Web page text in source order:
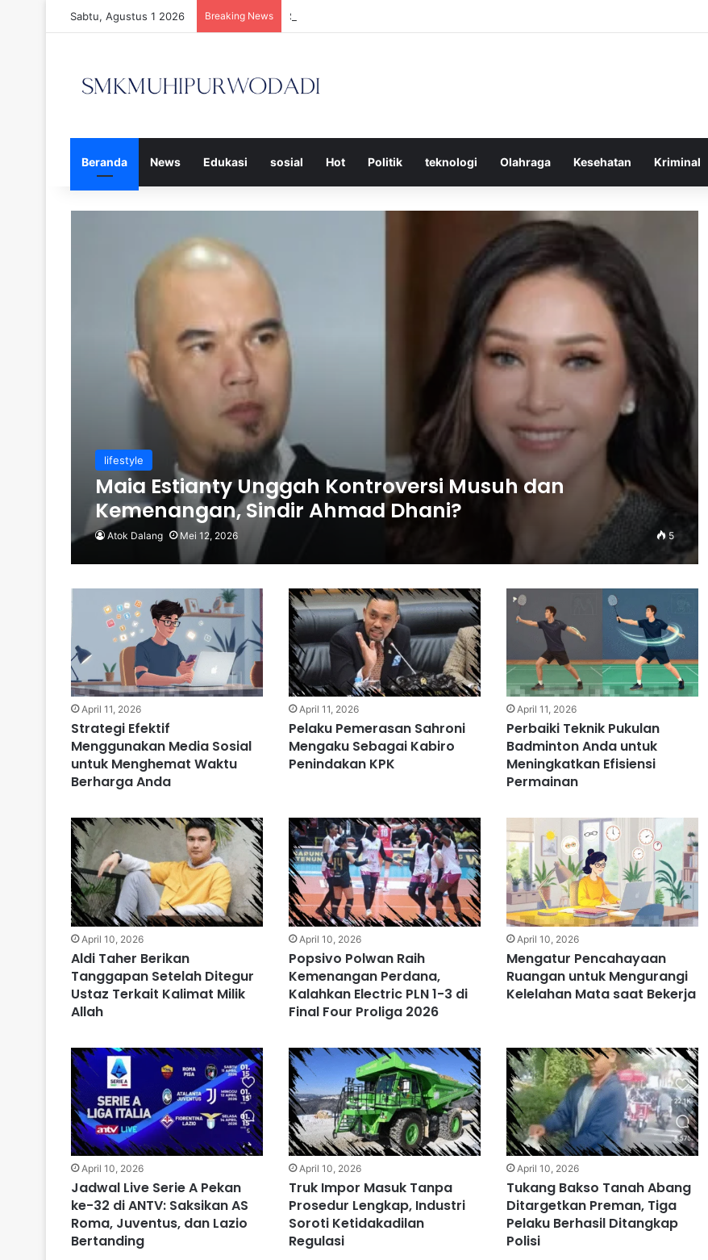
Sabtu, Agustus 1 2026 Breaking News Strategi Efektif Menggunakan Media Sosial untuk Menghemat Waktu Berharga Anda
Beranda News Edukasi sosial Hot Politik teknologi Olahraga Kesehatan Kriminal
lifestyle
Maia Estianty Unggah Kontroversi Musuh dan
Kemenangan, Sindir Ahmad Dhani?
Atok Dalang Mei 12, 2026 5
April 11, 2026
Strategi Efektif
Menggunakan Media Sosial
untuk Menghemat Waktu
Berharga Anda
April 11, 2026
Pelaku Pemerasan Sahroni
Mengaku Sebagai Kabiro
Penindakan KPK
April 11, 2026
Perbaiki Teknik Pukulan
Badminton Anda untuk
Meningkatkan Efisiensi
Permainan
April 10, 2026
Aldi Taher Berikan
Tanggapan Setelah Ditegur
Ustaz Terkait Kalimat Milik
Allah
April 10, 2026
Popsivo Polwan Raih
Kemenangan Perdana,
Kalahkan Electric PLN 1-3 di
Final Four Proliga 2026
April 10, 2026
Mengatur Pencahayaan
Ruangan untuk Mengurangi
Kelelahan Mata saat Bekerja
April 10, 2026
Jadwal Live Serie A Pekan
ke-32 di ANTV: Saksikan AS
Roma, Juventus, dan Lazio
Bertanding
April 10, 2026
Truk Impor Masuk Tanpa
Prosedur Lengkap, Industri
Soroti Ketidakadilan
Regulasi
April 10, 2026
Tukang Bakso Tanah Abang
Ditargetkan Preman, Tiga
Pelaku Berhasil Ditangkap
Polisi